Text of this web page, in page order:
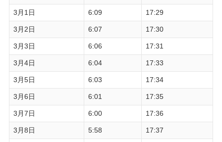
3月1日 6:09 17:29
3月2日 6:07 17:30
3月3日 6:06 17:31
3月4日 6:04 17:33
3月5日 6:03 17:34
3月6日 6:01 17:35
3月7日 6:00 17:36
3月8日 5:58 17:37